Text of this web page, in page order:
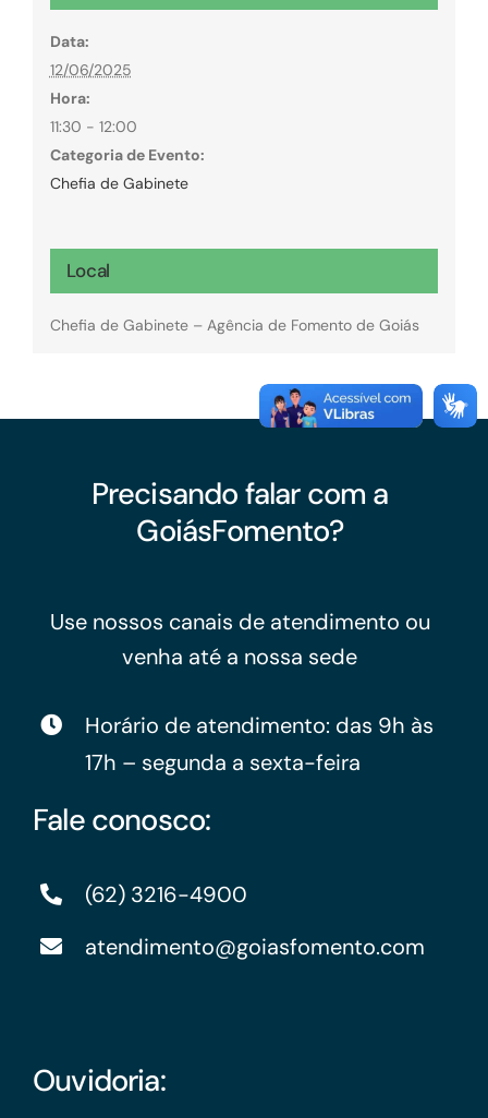
Data:
12/06/2025
Hora:
11:30 - 12:00
Categoria de Evento:
Chefia de Gabinete
Local
Chefia de Gabinete – Agência de Fomento de Goiás
Precisando falar com a
GoiásFomento?
Use nossos canais de atendimento ou
venha até a nossa sede
Horário de atendimento: das 9h às
17h – segunda a sexta-feira
Fale conosco:
(62) 3216-4900
atendimento@goiasfomento.com
Ouvidoria: